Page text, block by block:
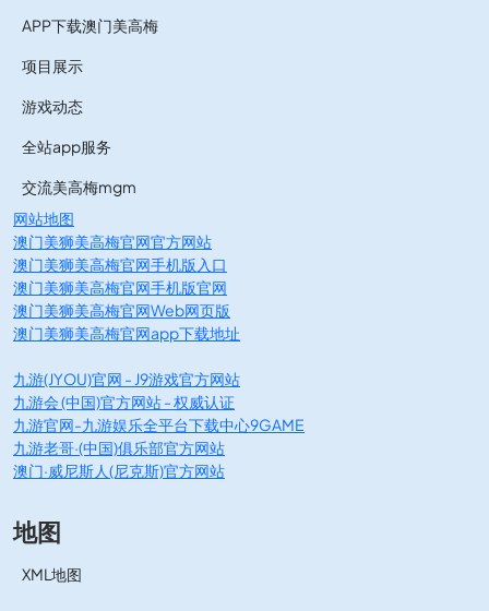
APP下载澳门美高梅
项目展示
游戏动态
全站app服务
交流美高梅mgm
网站地图
澳门美狮美高梅官网官方网站
澳门美狮美高梅官网手机版入口
澳门美狮美高梅官网手机版官网
澳门美狮美高梅官网Web网页版
澳门美狮美高梅官网app下载地址
九游(JYOU)官网 - J9游戏官方网站
九游会 (中国)官方网站 - 权威认证
九游官网-九游娱乐全平台下载中心9GAME
九游老哥·(中国)俱乐部官方网站
澳门·威尼斯人(尼克斯)官方网站
地图
XML地图